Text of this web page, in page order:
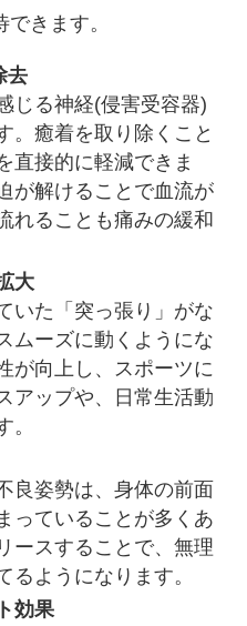
きます。
去
じる神経(侵害受容器)
。癒着を取り除くこと
直接的に軽減できま
が解けることで血流が
れることも痛みの緩和
大
いた「突っ張り」がな
ムーズに動くようにな
が向上し、スポーツに
アップや、日常生活動
。
良姿勢は、身体の前面
っていることが多くあ
ースすることで、無理
るようになります。
効果